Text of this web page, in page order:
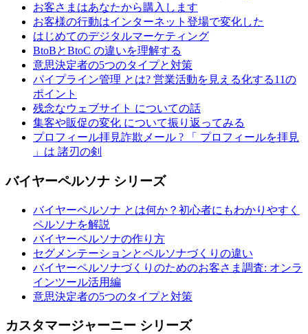
お客さまはあなたから購入します
お客様の行動はインターネット登場で変化した
はじめてのデジタルマーケティング
BtoBとBtoC の違いを理解する
意思決定者の5つのタイプと対策
パイプライン管理 とは? 営業活動を見える化する11の
ポイント
残念なウェブサイト についての話
集客や販促の変化 について振り返ってみる
プロフィール拝見詐欺メール ? 「 プロフィールを拝見
」は 諸刃の剣
バイヤーペルソナ シリーズ
バイヤーペルソナ とは何か？初心者にもわかりやすく
ペルソナを解説
バイヤーペルソナの作り方
セグメンテーションとペルソナづくりの違い
バイヤーペルソナづくりのためのお客さま調査: オンラ
インツール活用編
意思決定者の5つのタイプと対策
カスタマージャーニー シリーズ